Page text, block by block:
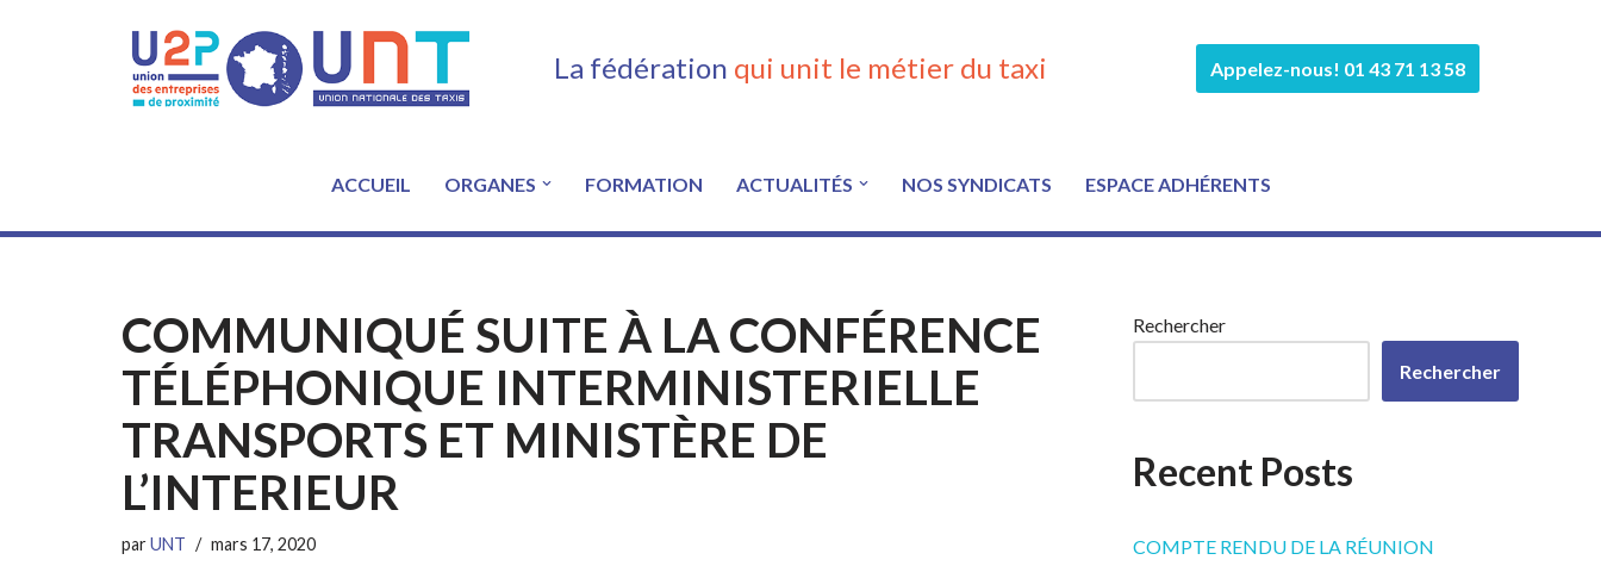
La fédération qui unit le métier du taxi Appelez-nous! 01 43 71 13 58
ACCUEIL ORGANES FORMATION ACTUALITÉS NOS SYNDICATS ESPACE ADHÉRENTS
COMMUNIQUÉ SUITE À LA CONFÉRENCE
TÉLÉPHONIQUE INTERMINISTERIELLE
TRANSPORTS ET MINISTÈRE DE
L’INTERIEUR
parUNT mars 17, 2020
Rechercher
Rechercher
Recent Posts
COMPTE RENDU DE LA RÉUNION